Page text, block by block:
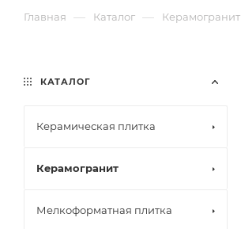
Главная — Каталог — Керамогранит
КАТАЛОГ
Керамическая плитка
Керамогранит
Мелкоформатная плитка